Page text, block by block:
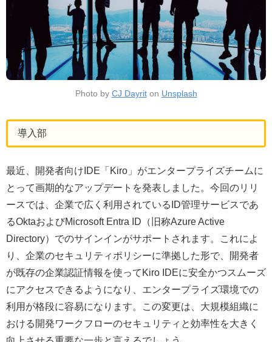
Photo by CJ Dayriton Unsplash
導入部
最近、開発者向けIDE「Kiro」がエンタープライズチームに
とって画期的なアップデートを発表しました。今回のリリ
ースでは、企業で広く利用されているID管理サービスであ
るOktaおよびMicrosoft Entra ID（旧称Azure Active
Directory）でのサインインがサポートされます。これによ
り、企業のセキュリティポリシーに準拠した形で、開発者
が既存の企業認証情報を使ってKiro IDEに安全かつスムーズ
にアクセスできるようになり、エンタープライズ環境での
利用が格段に容易になります。この変更は、大規模組織に
おける開発ワークフローのセキュリティと効率性を大きく